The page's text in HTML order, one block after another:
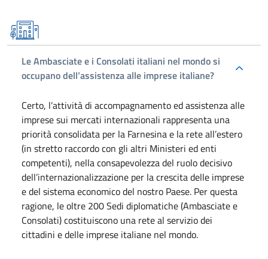
Le Ambasciate e i Consolati italiani nel mondo si
occupano dell’assistenza alle imprese italiane?
Certo, l’attività di accompagnamento ed assistenza alle
imprese sui mercati internazionali rappresenta una
priorità consolidata per la Farnesina e la rete all’estero
(in stretto raccordo con gli altri Ministeri ed enti
competenti), nella consapevolezza del ruolo decisivo
dell’internazionalizzazione per la crescita delle imprese
e del sistema economico del nostro Paese. Per questa
ragione, le oltre 200 Sedi diplomatiche (Ambasciate e
Consolati) costituiscono una rete al servizio dei
cittadini e delle imprese italiane nel mondo.